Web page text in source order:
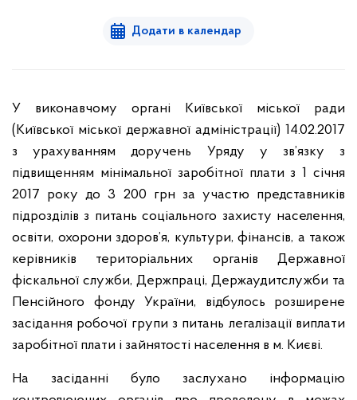
Додати в календар
У виконавчому органі Київської міської ради
(Київської міської державної адміністрації) 14.02.2017
з урахуванням доручень Уряду у зв’язку з
підвищенням мінімальної заробітної плати з 1 січня
2017 року до 3 200 грн за участю представників
підрозділів з питань соціального захисту населення,
освіти, охорони здоров’я, культури, фінансів, а також
керівників територіальних органів Державної
фіскальної служби, Держпраці, Держаудитслужби та
Пенсійного фонду України, відбулось розширене
засідання робочої групи з питань легалізації виплати
заробітної плати і зайнятості населення в м. Києві.
На засіданні було заслухано інформацію